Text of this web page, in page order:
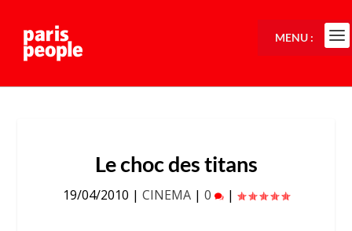
Le choc des titans
19/04/2010 | CINEMA | 0 |
MENU :